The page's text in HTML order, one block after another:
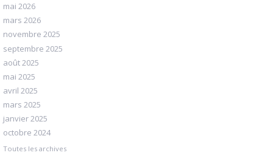
mai 2026
mars 2026
novembre 2025
septembre 2025
août 2025
mai 2025
avril 2025
mars 2025
janvier 2025
octobre 2024
Toutes les archives